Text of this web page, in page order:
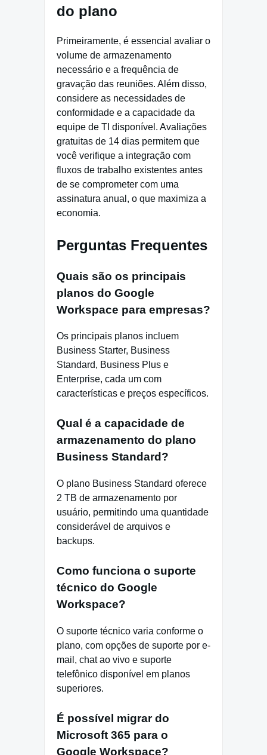
do plano
Primeiramente, é essencial avaliar o
volume de armazenamento
necessário e a frequência de
gravação das reuniões. Além disso,
considere as necessidades de
conformidade e a capacidade da
equipe de TI disponível. Avaliações
gratuitas de 14 dias permitem que
você verifique a integração com
fluxos de trabalho existentes antes
de se comprometer com uma
assinatura anual, o que maximiza a
economia.
Perguntas Frequentes
Quais são os principais
planos do Google
Workspace para empresas?
Os principais planos incluem
Business Starter, Business
Standard, Business Plus e
Enterprise, cada um com
características e preços específicos.
Qual é a capacidade de
armazenamento do plano
Business Standard?
O plano Business Standard oferece
2 TB de armazenamento por
usuário, permitindo uma quantidade
considerável de arquivos e
backups.
Como funciona o suporte
técnico do Google
Workspace?
O suporte técnico varia conforme o
plano, com opções de suporte por e-
mail, chat ao vivo e suporte
telefônico disponível em planos
superiores.
É possível migrar do
Microsoft 365 para o
Google Workspace?